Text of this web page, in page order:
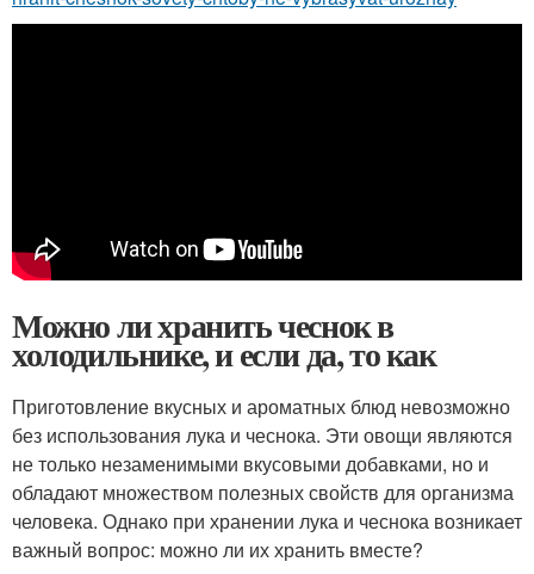
Можно ли хранить чеснок в
холодильнике, и если да, то как
Приготовление вкусных и ароматных блюд невозможно
без использования лука и чеснока. Эти овощи являются
не только незаменимыми вкусовыми добавками, но и
обладают множеством полезных свойств для организма
человека. Однако при хранении лука и чеснока возникает
важный вопрос: можно ли их хранить вместе?